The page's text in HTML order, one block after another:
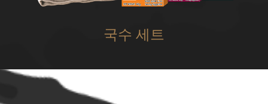
국수 세트